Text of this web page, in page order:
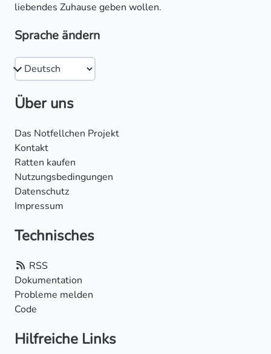
liebendes Zuhause geben wollen.
Sprache ändern
Über uns
Das Notfellchen Projekt
Kontakt
Ratten kaufen
Nutzungsbedingungen
Datenschutz
Impressum
Technisches
RSS
Dokumentation
Probleme melden
Code
Hilfreiche Links